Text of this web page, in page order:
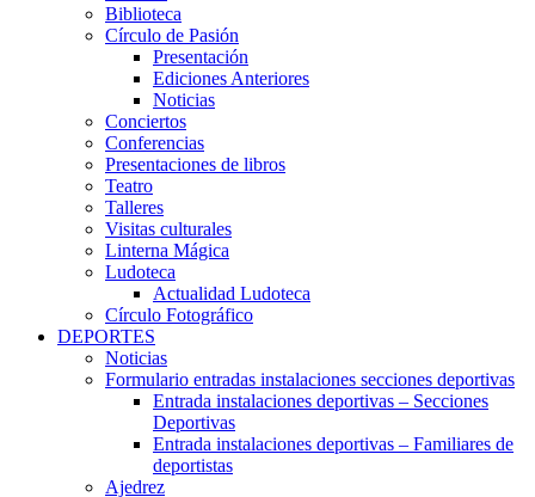
Biblioteca
Círculo de Pasión
Presentación
Ediciones Anteriores
Noticias
Conciertos
Conferencias
Presentaciones de libros
Teatro
Talleres
Visitas culturales
Linterna Mágica
Ludoteca
Actualidad Ludoteca
Círculo Fotográfico
DEPORTES
Noticias
Formulario entradas instalaciones secciones deportivas
Entrada instalaciones deportivas – Secciones
Deportivas
Entrada instalaciones deportivas – Familiares de
deportistas
Ajedrez